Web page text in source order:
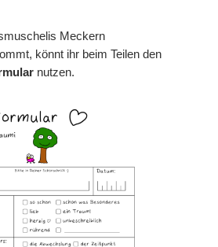
Meckern
könnt ihr beim Teilen den
nutzen.